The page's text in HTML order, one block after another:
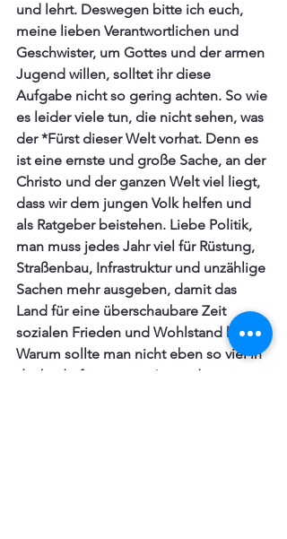
und lehrt. Deswegen bitte ich euch,
meine lieben Verantwortlichen und
Geschwister, um Gottes und der armen
Jugend willen, solltet ihr diese
Aufgabe nicht so gering achten. So wie
es leider viele tun, die nicht sehen, was
der *Fürst dieser Welt vorhat. Denn es
ist eine ernste und große Sache, an der
Christo und der ganzen Welt viel liegt,
dass wir dem jungen Volk helfen und
als Ratgeber beistehen. Liebe Politik,
man muss jedes Jahr viel für Rüstung,
Straßenbau, Infrastruktur und unzählige
Sachen mehr ausgeben, damit das
Land für eine überschaubare Zeit
sozialen Frieden und Wohlstand hat.
Warum sollte man nicht eben so viel in
die bedürftige, arme Jugend